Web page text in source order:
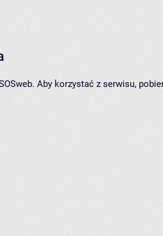
Aby korzystać z serwisu,